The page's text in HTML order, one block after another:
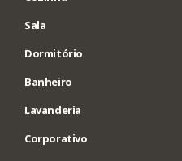
Sala
Dormitório
Banheiro
Lavanderia
Corporativo